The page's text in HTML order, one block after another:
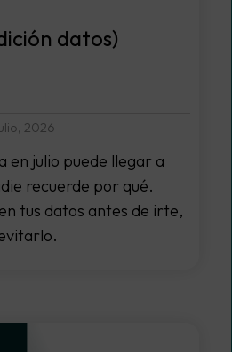
datos)
2026
en julio puede llegar a
recuerde por qué.
tus datos antes de irte,